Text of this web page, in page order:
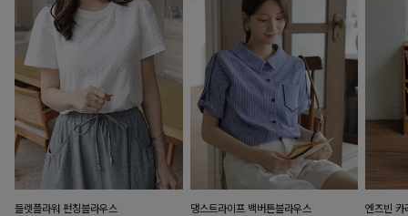
들렛플라워 펀칭블라우스 댕스트라이프 백버튼블라우스 엔즈빈